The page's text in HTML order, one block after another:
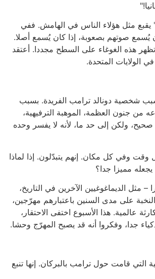
يقبع مثل هؤلاء الناس في الهامش. ففي
يُسمع صوتهم بصعوبة، إذا كان يُسمع أصلا.
هذه الغوغاء على السطح مجددا. أعتقد
الولايات المتحدة.
شخصية دونالد ترامب الفريدة. بسبب
من جنون العظمة، الموهبة الترفيهية،
ولكن إلى حد ما، لأنه لا يفسر وحده
وفي كل مكان. إنهم يتبدّلون. إذا لماذا
مميزا جدا؟
– مثل الديماغوغيين الآخرين في التاريخ،
على مدى السنين باعتبارهم مهرّجين،
عالمية. هذا الأسبوع اختفى الاحتقار،
جدا، وفكروا أنه قد يصبح المهرّج وحشا.
التي قامت حول ترامب بالبركان. إنها تنبع